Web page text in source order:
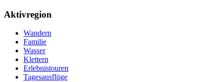
Aktivregion
Wandern
Familie
Wasser
Klettern
Erlebnistouren
Tagesausflüge